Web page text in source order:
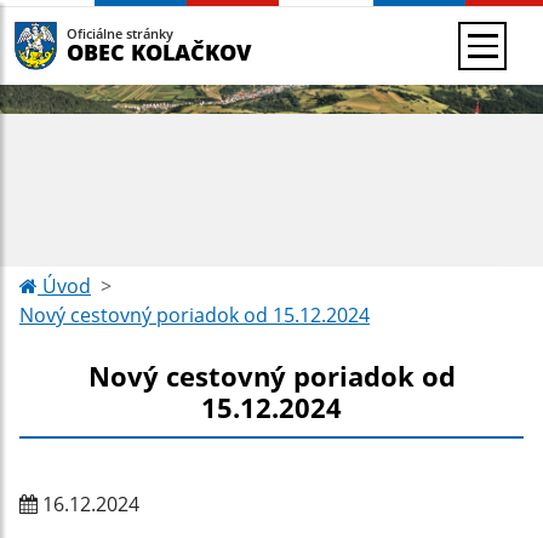
Oficiálne stránky
OBEC KOLAČKOV
Úvod
Nový cestovný poriadok od 15.12.2024
Nový cestovný poriadok od
15.12.2024
16.12.2024